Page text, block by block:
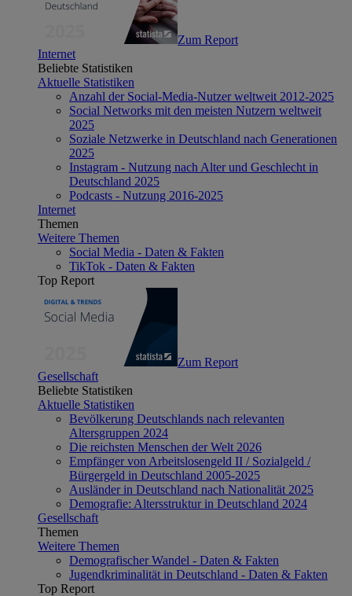
Zum Report
Internet
Beliebte Statistiken
Aktuelle Statistiken
Anzahl der Social-Media-Nutzer weltweit 2012-2025
Social Networks mit den meisten Nutzern weltweit
2025
Soziale Netzwerke in Deutschland nach Generationen
2025
Instagram - Nutzung nach Alter und Geschlecht in
Deutschland 2025
Podcasts - Nutzung 2016-2025
Internet
Themen
Weitere Themen
Social Media - Daten & Fakten
TikTok - Daten & Fakten
Top Report
Zum Report
Gesellschaft
Beliebte Statistiken
Aktuelle Statistiken
Bevölkerung Deutschlands nach relevanten
Altersgruppen 2024
Die reichsten Menschen der Welt 2026
Empfänger von Arbeitslosengeld II / Sozialgeld /
Bürgergeld in Deutschland 2005-2025
Ausländer in Deutschland nach Nationalität 2025
Demografie: Altersstruktur in Deutschland 2024
Gesellschaft
Themen
Weitere Themen
Demografischer Wandel - Daten & Fakten
Jugendkriminalität in Deutschland - Daten & Fakten
Top Report